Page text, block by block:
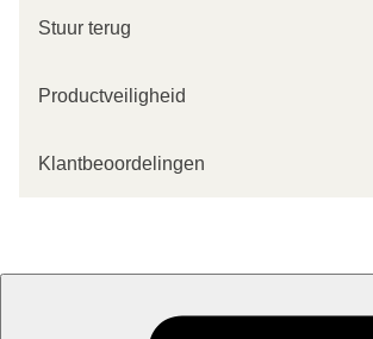
Stuur terug
Productveiligheid
Klantbeoordelingen